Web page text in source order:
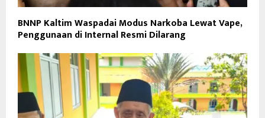
BNNP Kaltim Waspadai Modus Narkoba Lewat Vape,
Penggunaan di Internal Resmi Dilarang